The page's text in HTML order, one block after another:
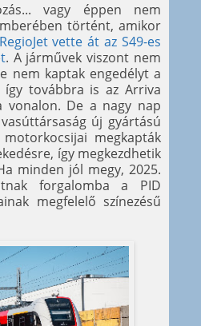
vagy éppen nem
történt, amikor
vette át az S49-es
. A járművek viszont nem
nem kaptak engedélyt a
így továbbra is az Arriva
vonalon. De a nagy nap
új gyártású
motorkocsijai megkapták
így megkezdhetik
minden jól megy, 2025.
forgalomba a PID
megfelelő színezésű